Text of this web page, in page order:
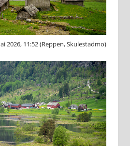
2026, 11:52 (Reppen, Skulestadmo)